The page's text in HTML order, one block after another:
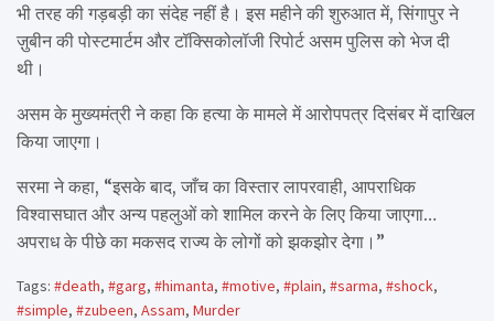
भी तरह की गड़बड़ी का संदेह नहीं है। इस महीने की शुरुआत में, सिंगापुर ने
ज़ुबीन की पोस्टमार्टम और टॉक्सिकोलॉजी रिपोर्ट असम पुलिस को भेज दी
थी।
असम के मुख्यमंत्री ने कहा कि हत्या के मामले में आरोपपत्र दिसंबर में दाखिल
किया जाएगा।
सरमा ने कहा, “इसके बाद, जाँच का विस्तार लापरवाही, आपराधिक
विश्वासघात और अन्य पहलुओं को शामिल करने के लिए किया जाएगा…
अपराध के पीछे का मकसद राज्य के लोगों को झकझोर देगा।”
Tags: #death, #garg, #himanta, #motive, #plain, #sarma, #shock,
#simple, #zubeen, Assam, Murder